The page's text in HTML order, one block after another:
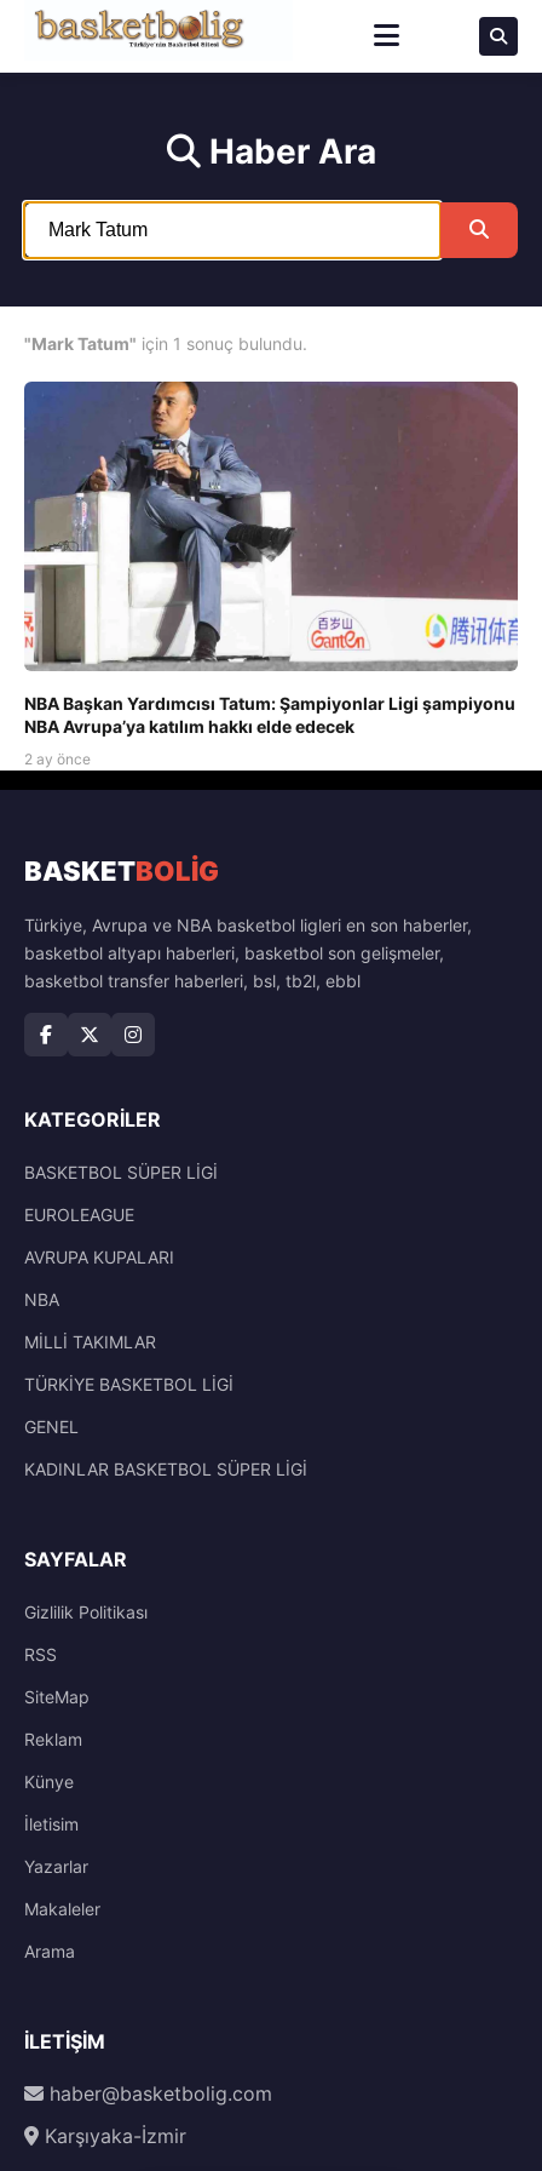
Haber Ara
"Mark Tatum" için 1 sonuç bulundu.
NBA Başkan Yardımcısı Tatum: Şampiyonlar Ligi şampiyonu
NBA Avrupa’ya katılım hakkı elde edecek
2 ay önce
BASKETBOLİG
Türkiye, Avrupa ve NBA basketbol ligleri en son haberler,
basketbol altyapı haberleri, basketbol son gelişmeler,
basketbol transfer haberleri, bsl, tb2l, ebbl
KATEGORILER
BASKETBOL SÜPER LİGİ
EUROLEAGUE
AVRUPA KUPALARI
NBA
MİLLİ TAKIMLAR
TÜRKİYE BASKETBOL LİGİ
GENEL
KADINLAR BASKETBOL SÜPER LİGİ
SAYFALAR
Gizlilik Politikası
RSS
SiteMap
Reklam
Künye
İletisim
Yazarlar
Makaleler
Arama
İLETIŞIM
haber@basketbolig.com
Karşıyaka-İzmir